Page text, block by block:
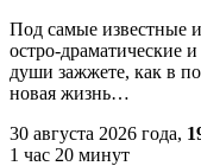
Под самые известные
остро-драматические
души зажжете, как в
новая жизнь…
30 августа 2026 года,
1 час 20 минут